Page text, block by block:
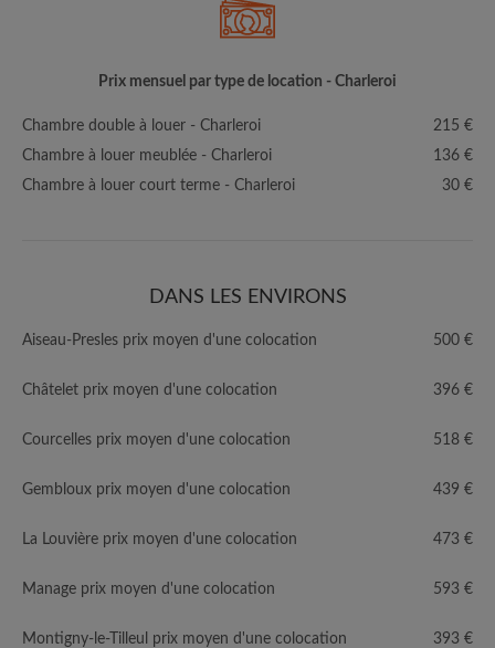
Prix mensuel par type de location - Charleroi
Chambre double à louer - Charleroi
215 €
Chambre à louer meublée - Charleroi
136 €
Chambre à louer court terme - Charleroi
30 €
DANS LES ENVIRONS
Aiseau-Presles prix moyen d'une colocation 500 €
Châtelet prix moyen d'une colocation 396 €
Courcelles prix moyen d'une colocation 518 €
Gembloux prix moyen d'une colocation 439 €
La Louvière prix moyen d'une colocation 473 €
Manage prix moyen d'une colocation 593 €
Montigny-le-Tilleul prix moyen d'une colocation 393 €